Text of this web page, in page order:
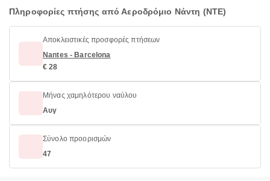
Πληροφορίες πτήσης από Αεροδρόμιο Νάντη (NTE)
Αποκλειστικές προσφορές πτήσεων
Nantes - Barcelona
€ 28
Μήνας χαμηλότερου ναύλου
Αυγ
Σύνολο προορισμών
47